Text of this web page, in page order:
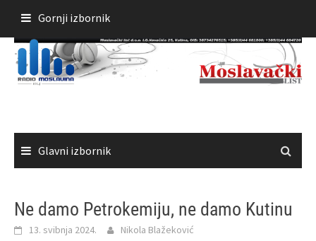
sadržaja
Gornji izbornik
Glavni izbornik
Ne damo Petrokemiju, ne damo Kutinu
13. svibnja 2024. Nikola Blažeković